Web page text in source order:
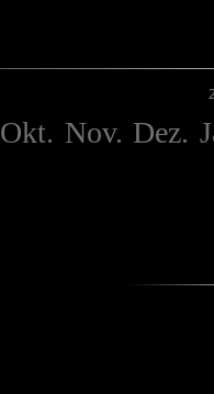
Okt. Nov. Dez.